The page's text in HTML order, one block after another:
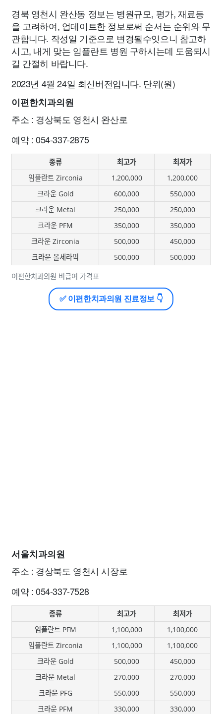
경북 영천시 완산동 정보는 병원규모, 평가, 재료등
을 고려하여, 업데이트한 정보로써 순서는 순위와 무
관합니다. 작성일 기준으로 변경될수잇으니 참고하
시고, 내게 맞는 임플란트 병원 구하시는데 도움되시
길 간절히 바랍니다.
2023년 4월 24일 최신버전입니다. 단위(원)
이편한치과의원
주소 : 경상북도 영천시 완산로
예약 : 054-337-2875
이편한치과의원 비급여 가격표
종류 최고가
최저가
임플란트 Zirconia
1,200,000
1,200,000
크라운 Gold
600,000
550,000
크라운 Metal
250,000
250,000
크라운 PFM
350,000
350,000
크라운 Zirconia
500,000
450,000
크라운 올세라믹
500,000 500,000
✅ 이편한치과의원 진료정보 👇
서울치과의원
주소 : 경상북도 영천시 시장로
예약 : 054-337-7528
종류 최고가
최저가
임플란트 PFM
1,100,000
1,100,000
임플란트 Zirconia
1,100,000
1,100,000
크라운 Gold
500,000
450,000
크라운 Metal
270,000
270,000
크라운 PFG
550,000
550,000
크라운 PFM
330,000
330,000